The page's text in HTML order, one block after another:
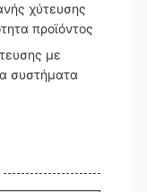
χύτευσης
προϊόντος
με
συστήματα